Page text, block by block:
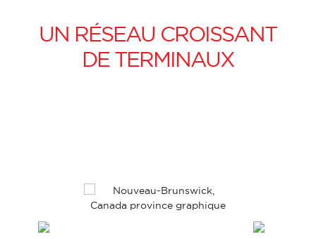
UN RÉSEAU CROISSANT
DE TERMINAUX